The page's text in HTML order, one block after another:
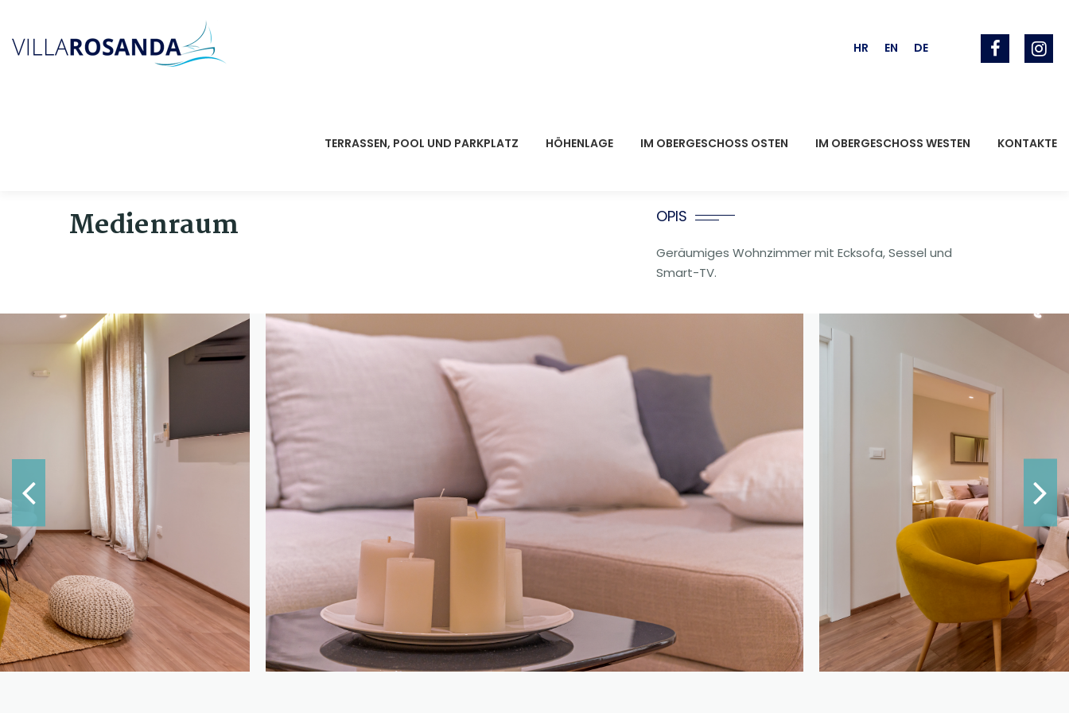
springen
HR EN DE
TERRASSEN, POOL UND PARKPLATZ HÖHENLAGE IM OBERGESCHOSS OSTEN IM OBERGESCHOSS WESTEN KONTAKTE
Medienraum OPIS
Geräumiges Wohnzimmer mit Ecksofa, Sessel und
Smart-TV.